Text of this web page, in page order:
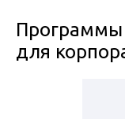
Программы
для